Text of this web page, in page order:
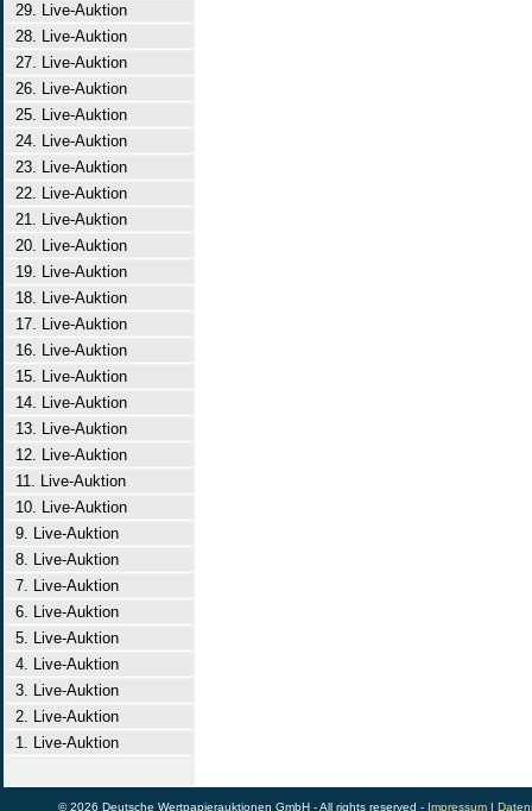
29. Live-Auktion
28. Live-Auktion
27. Live-Auktion
26. Live-Auktion
25. Live-Auktion
24. Live-Auktion
23. Live-Auktion
22. Live-Auktion
21. Live-Auktion
20. Live-Auktion
19. Live-Auktion
18. Live-Auktion
17. Live-Auktion
16. Live-Auktion
15. Live-Auktion
14. Live-Auktion
13. Live-Auktion
12. Live-Auktion
11. Live-Auktion
10. Live-Auktion
9. Live-Auktion
8. Live-Auktion
7. Live-Auktion
6. Live-Auktion
5. Live-Auktion
4. Live-Auktion
3. Live-Auktion
2. Live-Auktion
1. Live-Auktion
© 2026 Deutsche Wertpapierauktionen GmbH - All rights reserved - Impressum|